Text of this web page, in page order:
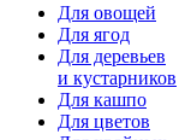
Для овощей
Для ягод
Для деревьев
и кустарников
Для кашпо
Для цветов